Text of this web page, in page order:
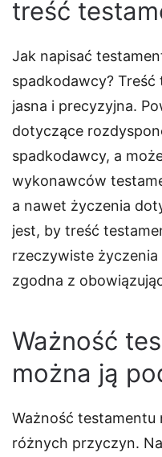
treść
Jak napisać
spadkodawcy?
jasna i precyzyjna.
dotyczące
spadkodawcy, a
wykonawców
a nawet życzenia
jest, by treść
rzeczywiste życzenia
zgodna z
Ważność
można ją
Ważność
różnych przyczyn.